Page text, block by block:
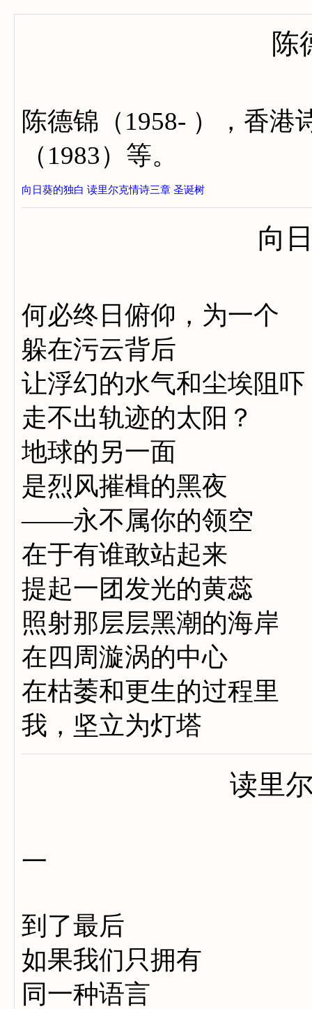
陈
陈德锦（1958- ），香港
（1983）等。
向日葵的独白 读里尔克情诗三章 圣诞树
向
何必终日俯仰，为一个
躲在污云背后
让浮幻的水气和尘埃阻吓
走不出轨迹的太阳？
地球的另一面
是烈风摧楫的黑夜
——永不属你的领空
在于有谁敢站起来
提起一团发光的黄蕊
照射那层层黑潮的海岸
在四周漩涡的中心
在枯萎和更生的过程里
我，坚立为灯塔
读里
一
到了最后
如果我们只拥有
同一种语言